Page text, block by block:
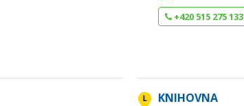
+420 515 275 133
KNIHOVNA